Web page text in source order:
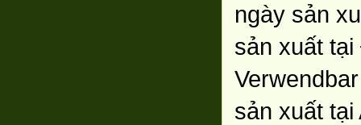
ngày sản
sản xuất
sản xuất